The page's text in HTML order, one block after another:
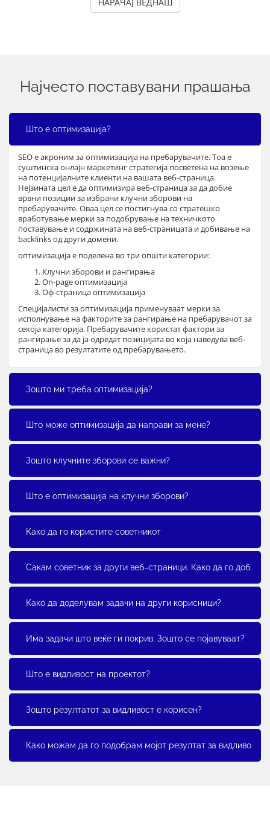
Најчесто поставувани прашања
Што е оптимизација?
SEO е акроним за оптимизација на пребарувачите. Тоа е
суштинска онлајн маркетинг стратегија посветена на возење
на потенцијалните клиенти на вашата веб-страница.
Нејзината цел е да оптимизира веб-страница за да добие
врвни позиции за избрани клучни зборови на
пребарувачите. Оваа цел се постигнува со стратешко
вработување мерки за подобрување на техничкото
поставување и содржината на веб-страницата и добивање на
backlinks од други домени.
оптимизација е поделена во три општи категории:
Клучни зборови и рангирања
On-page оптимизација
Оф-страница оптимизација
Специјалисти за оптимизација применуваат мерки за
исполнување на факторите за рангирање на пребарувачот за
секоја категорија. Пребарувачите користат фактори за
рангирање за да ја одредат позицијата во која наведува веб-
страница во резултатите од пребарувањето.
Зошто ми треба оптимизација?
Што може оптимизација да направи за мене?
Зошто клучните зборови се важни?
Што е оптимизација на клучни зборови?
Како да го користите советникот
Сакам советник за други веб-страници. Како да го
Како да доделувам задачи на други корисници?
Има задачи што веќе ги покрив. Зошто се појавуваат?
Што е видливост на проектот?
Зошто резултатот за видливост е корисен?
Како можам да го подобрам мојот резултат за видливост?